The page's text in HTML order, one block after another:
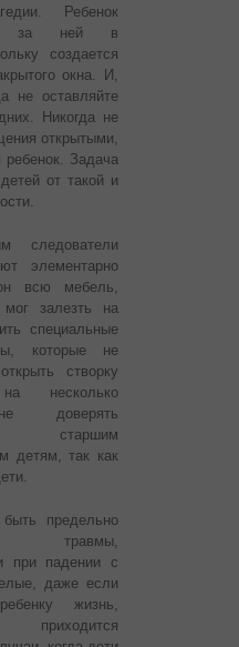
Ребенок
за ней в
создается
окна. И,
не оставляйте
Никогда не
открытыми,
ребенок. Задача
от такой и
элементарно
всю мебель,
залезть на
специальные
которые не
створку
несколько
доверять
старшим
детям, так как
предельно
травмы,
при падении с
даже если
жизнь,
приходится